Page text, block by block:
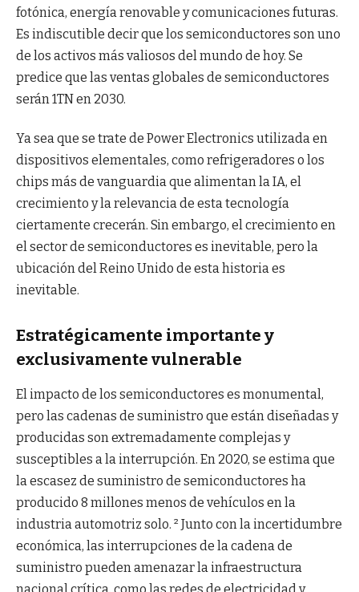
fotónica, energía renovable y comunicaciones futuras.
Es indiscutible decir que los semiconductores son uno
de los activos más valiosos del mundo de hoy. Se
predice que las ventas globales de semiconductores
serán 1TN en 2030.
Ya sea que se trate de Power Electronics utilizada en
dispositivos elementales, como refrigeradores o los
chips más de vanguardia que alimentan la IA, el
crecimiento y la relevancia de esta tecnología
ciertamente crecerán. Sin embargo, el crecimiento en
el sector de semiconductores es inevitable, pero la
ubicación del Reino Unido de esta historia es
inevitable.
Estratégicamente importante y
exclusivamente vulnerable
El impacto de los semiconductores es monumental,
pero las cadenas de suministro que están diseñadas y
producidas son extremadamente complejas y
susceptibles a la interrupción. En 2020, se estima que
la escasez de suministro de semiconductores ha
producido 8 millones menos de vehículos en la
industria automotriz solo. ² Junto con la incertidumbre
económica, las interrupciones de la cadena de
suministro pueden amenazar la infraestructura